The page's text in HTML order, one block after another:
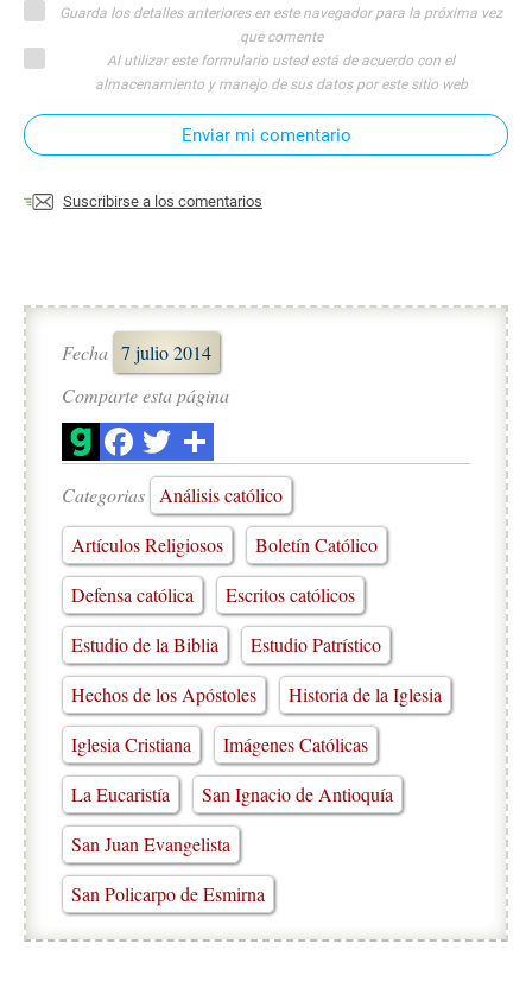
Guarda los detalles anteriores en este navegador para la próxima vez
que comente
Al utilizar este formulario usted está de acuerdo con el
almacenamiento y manejo de sus datos por este sitio web
Enviar mi comentario
Suscribirse a los comentarios
Fecha 7 julio 2014
Comparte esta página
Categorias
Análisis católico
Artículos Religiosos
Boletín Católico
Defensa católica
Escritos católicos
Estudio de la Biblia
Estudio Patrístico
Hechos de los Apóstoles
Historia de la Iglesia
Iglesia Cristiana
Imágenes Católicas
La Eucaristía
San Ignacio de Antioquía
San Juan Evangelista
San Policarpo de Esmirna